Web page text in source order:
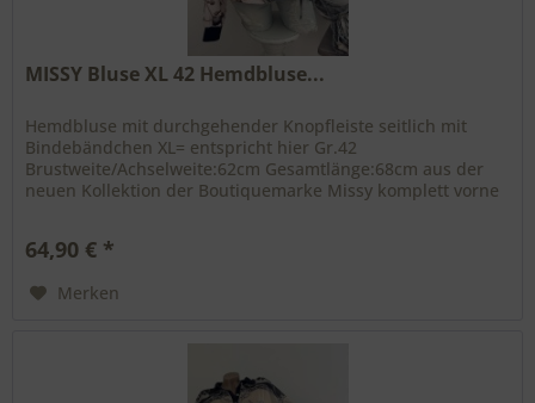
MISSY Bluse XL 42 Hemdbluse...
Hemdbluse mit durchgehender Knopfleiste seitlich mit
Bindebändchen XL= entspricht hier Gr.42
Brustweite/Achselweite:62cm Gesamtlänge:68cm aus der
neuen Kollektion der Boutiquemarke Missy komplett vorne
64,90 € *
Merken